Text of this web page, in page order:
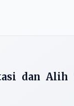
dan Alih